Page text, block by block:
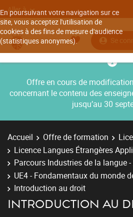
En poursuivant votre navigation sur ce
site, vous acceptez l'utilisation de
cookies à des fins de mesure d'audience
(statistiques anonymes).
Aller à
Se
Offre en cours de
concernant le contenu des
jusqu’au 30
Accueil Offre de formation
Licence Langues Étrangères
Parcours Industries de la langue
UE4 - Fondamentaux du monde
Introduction au droit
INTRODUCTION AU